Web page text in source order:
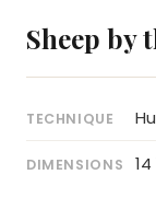
Sheep by
TECHNIQUE
DIMENSIONS